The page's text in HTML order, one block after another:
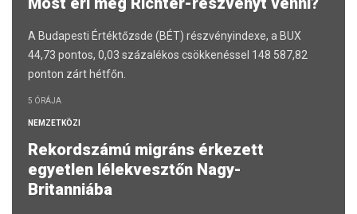
A Budapesti Értéktőzsde (BÉT) részvényindexe, a BUX
44,73 pontos, 0,03 százalékos csökkenéssel 148 587,82
ponton zárt hétfőn.
5 ÓRÁJA
NEMZETKÖZI
Rekordszámú migráns érkezett
egyetlen lélekvesztőn Nagy-
Britanniába